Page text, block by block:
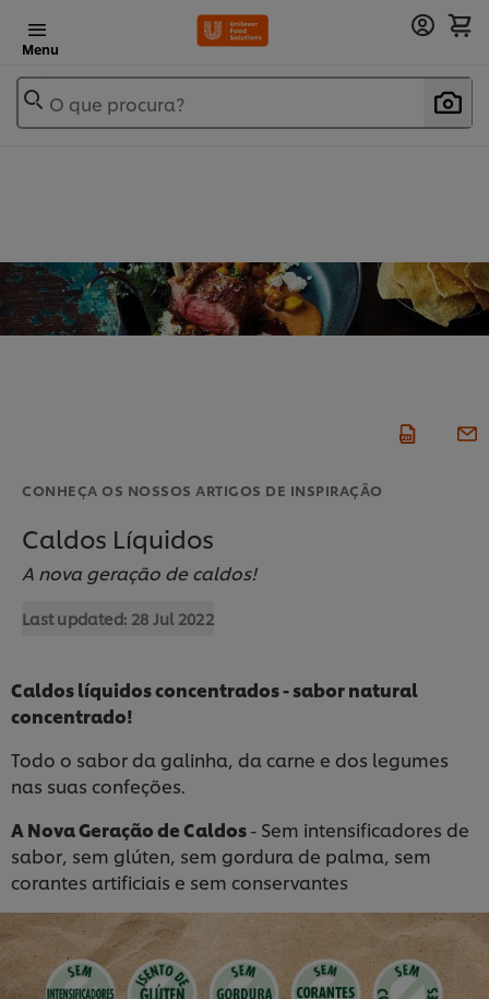
Menu
O que procura?
CONHEÇA OS NOSSOS ARTIGOS DE INSPIRAÇÃO
Caldos Líquidos
A nova geração de caldos!
Last updated: 28 Jul 2022
Caldos líquidos concentrados - sabor natural
concentrado!
Todo o sabor da galinha, da carne e dos legumes
nas suas confeções.
A Nova Geração de Caldos- Sem intensificadores de
sabor, sem glúten, sem gordura de palma, sem
corantes artificiais e sem conservantes